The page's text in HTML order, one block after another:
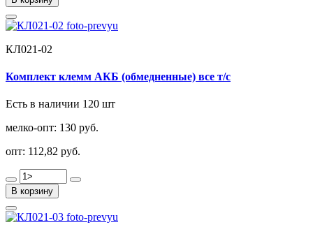
КЛ021-02
Комплект клемм АКБ (обмедненные) все т/с
Есть в наличии 120 шт
мелко-опт: 130 руб.
опт: 112,82 руб.
В корзину